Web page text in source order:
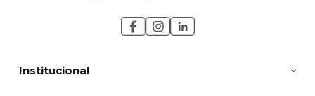
Institucional